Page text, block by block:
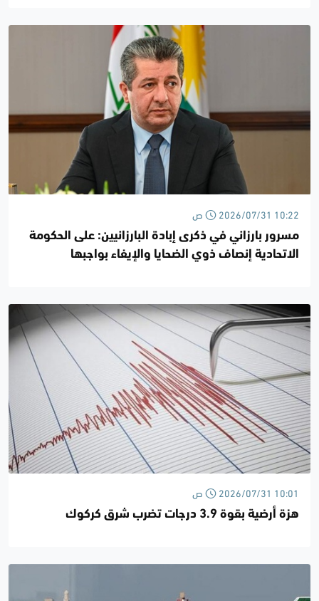
2026/07/31 10:22 ص
مسرور بارزاني في ذكرى إبادة البارزانيين: على الحكومة
الاتحادية إنصاف ذوي الضحايا والإيفاء بواجبها
2026/07/31 10:01 ص
هزة أرضية بقوة 3.9 درجات تضرب شرق كركوك